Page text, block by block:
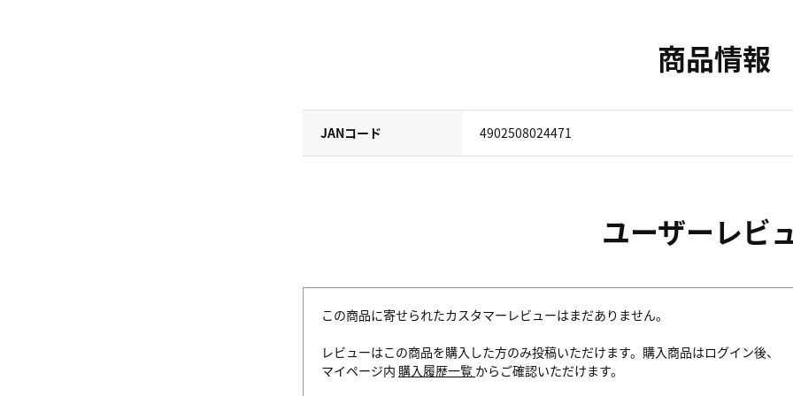
商品情報
JANコード 4902508024471
ユーザーレビ
この商品に寄せられたカスタマーレビューはまだありません。
レビューはこの商品を購入した方のみ投稿いただけます。購入商品はログイン後、
マイページ内 購入履歴一覧 からご確認いただけます。